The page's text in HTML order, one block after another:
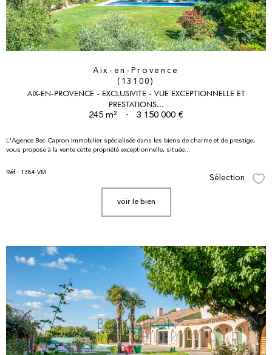
Aix-en-Provence
(13100)
AIX-EN-PROVENCE - EXCLUSIVITE - VUE EXCEPTIONNELLE ET
PRESTATIONS...
245 m² - 3 150 000 €
L'Agence Bec-Capron Immobilier spécialisée dans les biens de charme et de prestige,
vous propose à la vente cette propriété exceptionnelle, située...
Réf : 1384 VM
Sélection
voir le bien